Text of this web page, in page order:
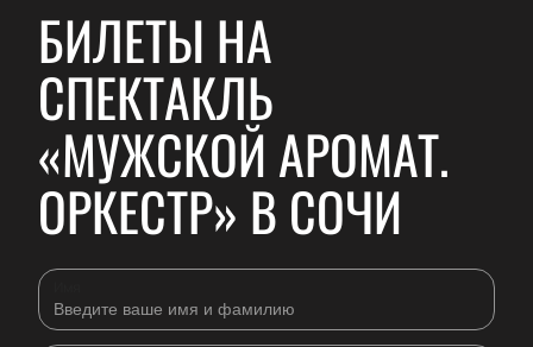
БИЛЕТЫ НА
СПЕКТАКЛЬ
«МУЖСКОЙ АРОМАТ.
ОРКЕСТР» В СОЧИ